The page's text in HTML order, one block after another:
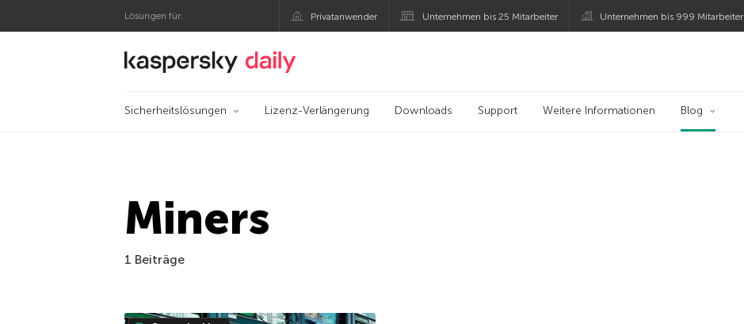
Lösungen für: Privatanwender Unternehmen bis 25 Mitarbeiter Unternehmen bis 999 Mitarbeiter
Offizieller Blog von Kaspersky
Sicherheitslösungen Lizenz-Verlängerung Downloads Support Weitere Informationen Blog
Miners
1 Beiträge